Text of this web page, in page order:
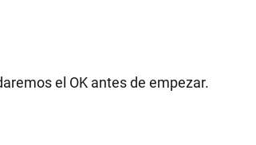
el OK antes de empezar.